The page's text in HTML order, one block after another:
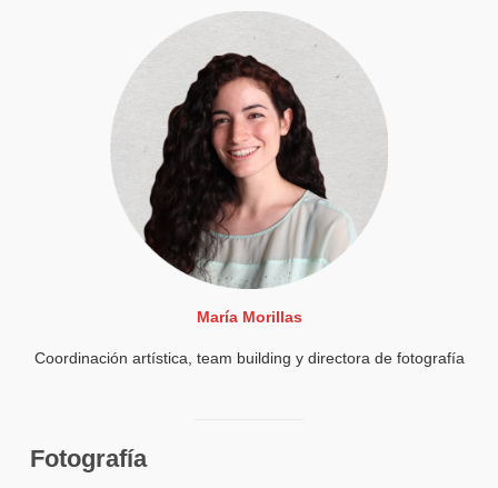
María Morillas
Coordinación artística, team building y directora de fotografía
Fotografía